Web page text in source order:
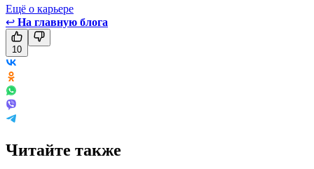
Ещё о карьере
↩ На главную блога
10
Читайте также